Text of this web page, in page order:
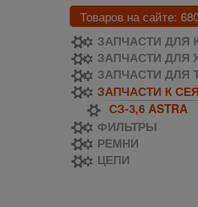
Товаров на сайте:
ЗАПЧАСТИ ДЛЯ
ЗАПЧАСТИ ДЛЯ
ЗАПЧАСТИ ДЛЯ
ЗАПЧАСТИ К
СЗ-3,6 ASTRA
ФИЛЬТРЫ
РЕМНИ
ЦЕПИ